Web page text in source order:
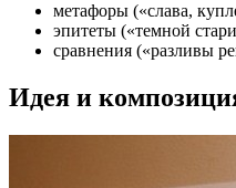
метафоры («слава,
эпитеты («темной
сравнения («разливы
Идея и